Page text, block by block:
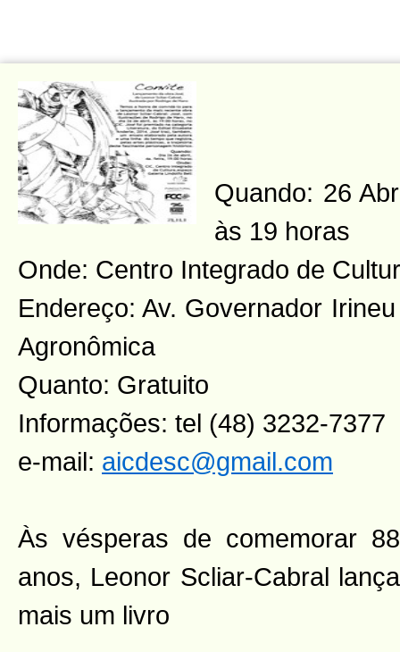
Quando: 26
às 19 horas
Onde: Centro Integrado de
Endereço: Av. Governador
Agronômica
Quanto: Gratuito
Informações: tel (48) 3232-7377
e-mail: aicdesc@gmail.com
Às vésperas de comemorar 88
anos, Leonor Scliar-Cabral lança
mais um livro